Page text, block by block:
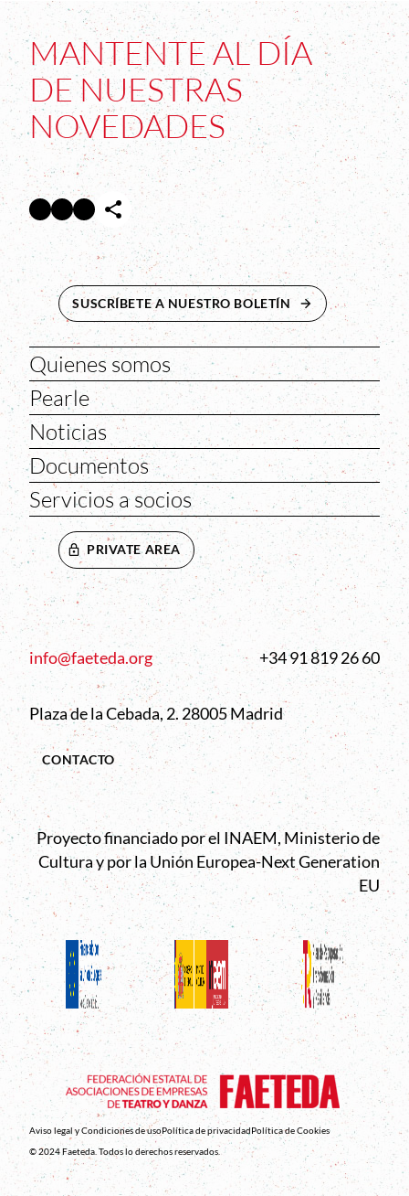
MANTENTE AL DÍA
DE NUESTRAS
NOVEDADES
Facebook Abre en nueva ventana
Twitter Abre en nueva ventana
InstagramAbre en nueva ventana
SUSCRÍBETE A NUESTRO BOLETÍN ABRE EN NUEVA
Quienes somos
Pearle
Noticias
Documentos
Servicios a socios
PRIVATE AREA
info@faeteda.org +34 91 819 26 60
Plaza de la Cebada, 2. 28005 Madrid
CONTACTO
Proyecto financiado por el INAEM, Ministerio de
Cultura y por la Unión Europea-Next Generation
EU
Aviso legal y Condiciones de usoPolítica de privacidadPolítica de Cookies
© 2024 Faeteda. Todos lo derechos reservados.